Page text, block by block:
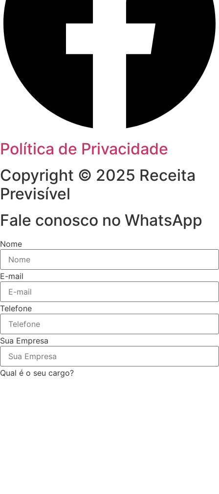
Política de Privacidade
Copyright © 2025 Receita
Previsível
Fale conosco no WhatsApp
Nome
E-mail
Telefone
Sua Empresa
Qual é o seu cargo?